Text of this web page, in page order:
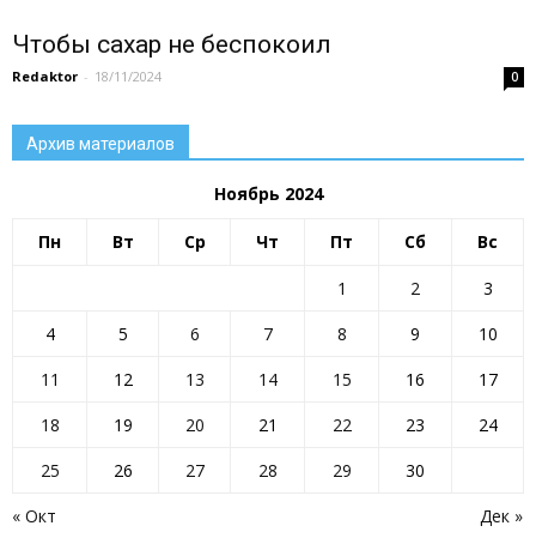
Чтобы сахар не беспокоил
Redaktor - 18/11/2024 0
Архив материалов
Ноябрь 2024
Пн Вт Ср Чт Пт Сб Вс
« Окт Дек »
1 2
3
4
5 6 7 8 9
10
11
12 13 14 15 16
17
18
19 20 21 22 23
24
25
26 27 28 29 30